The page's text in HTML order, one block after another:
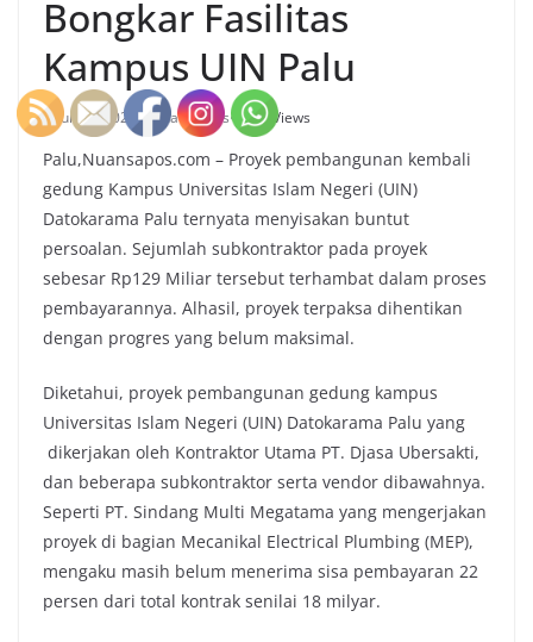
Bongkar Fasilitas
Kampus UIN Palu
Juli 25, 2023 Nuansa Pos 351 Views
Palu,Nuansapos.com – Proyek pembangunan kembali
gedung Kampus Universitas Islam Negeri (UIN)
Datokarama Palu ternyata menyisakan buntut
persoalan. Sejumlah subkontraktor pada proyek
sebesar Rp129 Miliar tersebut terhambat dalam proses
pembayarannya. Alhasil, proyek terpaksa dihentikan
dengan progres yang belum maksimal.
Diketahui, proyek pembangunan gedung kampus
Universitas Islam Negeri (UIN) Datokarama Palu yang
dikerjakan oleh Kontraktor Utama PT. Djasa Ubersakti,
dan beberapa subkontraktor serta vendor dibawahnya.
Seperti PT. Sindang Multi Megatama yang mengerjakan
proyek di bagian Mecanikal Electrical Plumbing (MEP),
mengaku masih belum menerima sisa pembayaran 22
persen dari total kontrak senilai 18 milyar.